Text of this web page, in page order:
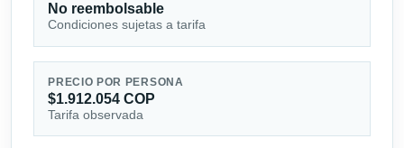
No reembolsable
Condiciones sujetas a tarifa
PRECIO POR PERSONA
$1.912.054 COP
Tarifa observada